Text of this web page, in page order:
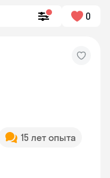
0
15 лет опыта